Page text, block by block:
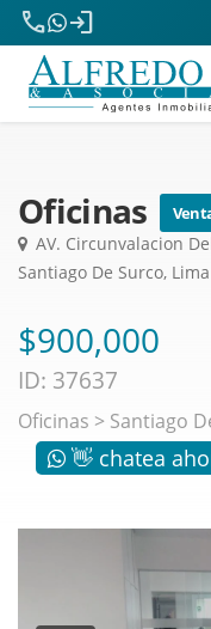
phone
login
Oficinas
AV. Circunvalacion
Santiago De Surco, Lima
$900,000
ID: 37637
Oficinas > Santiago